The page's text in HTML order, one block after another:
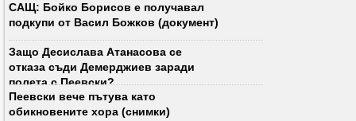
САЩ: Бойко Борисов е получавал
подкупи от Васил Божков (документ)
Защо Десислава Атанасова се
отказа съди Демерджиев заради
полета с Пеевски?
Пеевски вече пътува като
обикновените хора (снимки)